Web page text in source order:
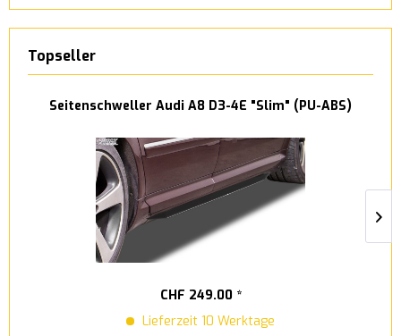
Topseller
Seitenschweller Audi A8 D3-4E "Slim" (PU-ABS)
CHF 249.00 *
Lieferzeit 10 Werktage